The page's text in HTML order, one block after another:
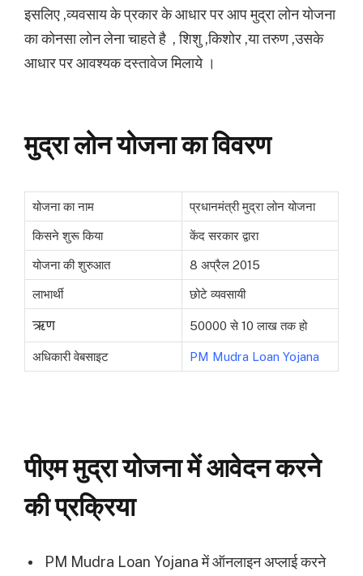
इसलिए ,व्यवसाय के प्रकार के आधार पर आप मुद्रा लोन योजना
का कोनसा लोन लेना चाहते है , शिशु ,किशोर ,या तरुण ,उसके
आधार पर आवश्यक दस्तावेज मिलाये ।
मुद्रा लोन योजना का विवरण
योजना का नाम प्रधानमंत्री मुद्रा लोन योजना
किसने शुरू किया केंद सरकार द्वारा
योजना की शुरुआत 8 अप्रैल 2015
लाभार्थी छोटे व्यवसायी
ऋण 50000 से 10 लाख तक हो
अधिकारी वेबसाइट PM Mudra Loan Yojana
पीएम मुद्रा योजना में आवेदन करने
की प्रक्रिया
PM Mudra Loan Yojana में ऑनलाइन अप्लाई करने